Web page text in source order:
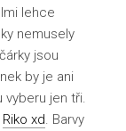
lehce
nemusely
jsou
by je ani
vyberu jen tři.
Riko xd. Barvy